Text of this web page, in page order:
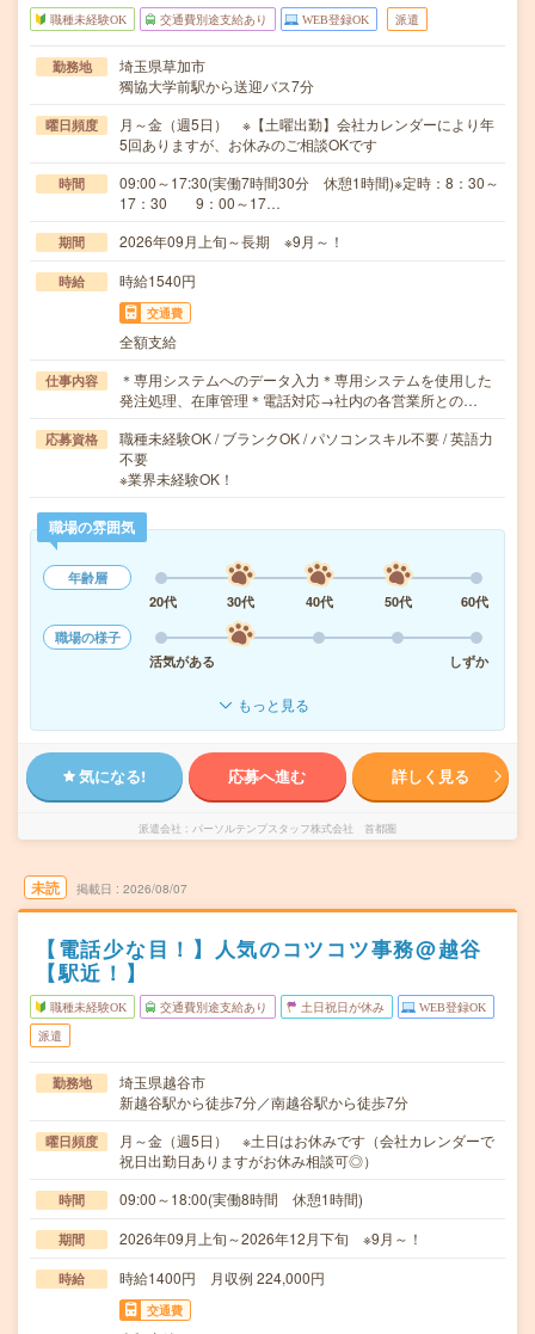
職種未経験OK 交通費別途支給あり WEB登録OK 派遣
勤務地
埼玉県草加市
獨協大学前駅から送迎バス7分
曜日頻度
月～金（週5日） ※【土曜出勤】会社カレンダーにより年
5回ありますが、お休みのご相談OKです
時間
09:00～17:30(実働7時間30分 休憩1時間)※定時：8：30～
17：30 9：00～17…
期間 2026年09月上旬～長期 ※9月～！
時給 時給1540円
交通費
全額支給
仕事内容
＊専用システムへのデータ入力＊専用システムを使用した
発注処理、在庫管理＊電話対応→社内の各営業所との…
応募資格
職種未経験OK / ブランクOK / パソコンスキル不要 / 英語力
不要
※業界未経験OK！
職場の雰囲気
年齢層
20代
30代 40代 50代
60代
職場の様子
活気がある
しずか
もっと見る
気になる! 応募へ進む 詳しく見る
派遣会社 パーソルテンプスタッフ株式会社 首都圏
未読 掲載日 2026/08/07
【電話少な目！】人気のコツコツ事務@越谷
【駅近！】
職種未経験OK 交通費別途支給あり 土日祝日が休み WEB登録OK
派遣
勤務地
埼玉県越谷市
新越谷駅から徒歩7分／南越谷駅から徒歩7分
曜日頻度
月～金（週5日） ※土日はお休みです（会社カレンダーで
祝日出勤日ありますがお休み相談可◎）
時間 09:00～18:00(実働8時間 休憩1時間)
期間 2026年09月上旬～2026年12月下旬 ※9月～！
時給 時給1400円 月収例 224,000円
交通費